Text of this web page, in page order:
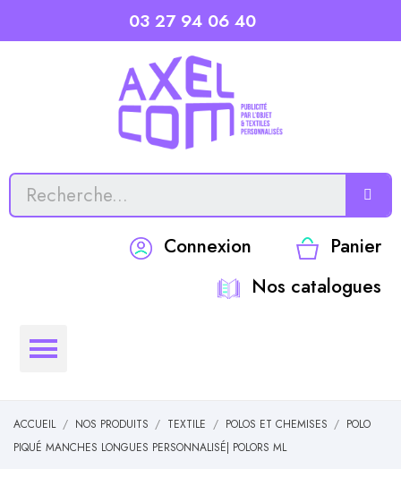
03 27 94 06 40
Connexion
Panier
Nos catalogues
ACCUEIL NOS PRODUITS TEXTILE POLOS ET CHEMISES
POLO
PIQUÉ MANCHES LONGUES PERSONNALISÉ| POLORS ML